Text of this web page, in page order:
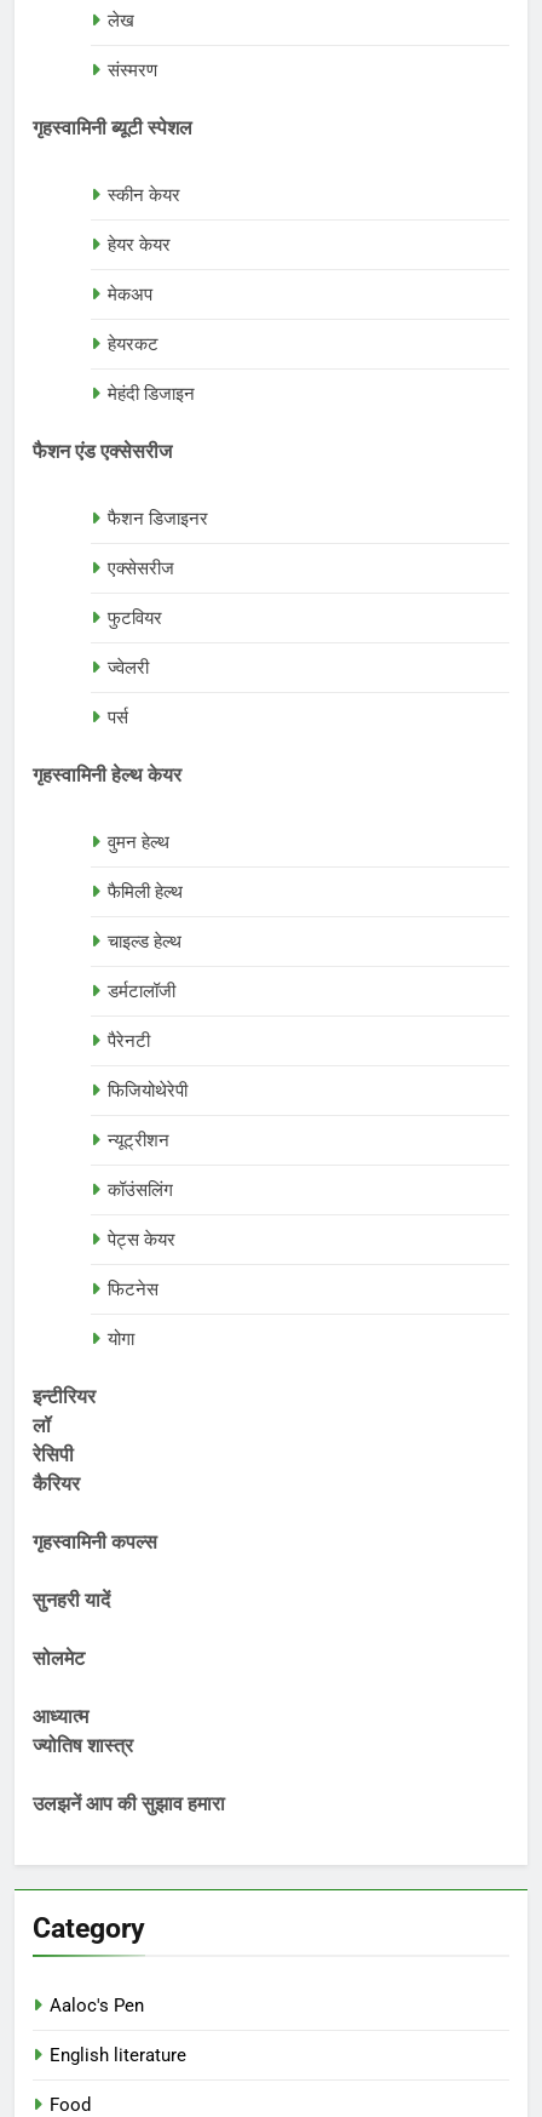
लेख
संस्मरण
गृहस्वामिनी ब्यूटी स्पेशल
स्कीन केयर
हेयर केयर
मेकअप
हेयरकट
मेहंदी डिजाइन
फैशन एंड एक्सेसरीज
फैशन डिजाइनर
एक्सेसरीज
फुटवियर
ज्वेलरी
पर्स
गृहस्वामिनी हेल्थ केयर
वुमन हेल्थ
फैमिली हेल्थ
चाइल्ड हेल्थ
डर्मटालॉजी
पैरेनटी
फिजियोथेरेपी
न्यूट्रीशन
कॉउंसलिंग
पेट्स केयर
फिटनेस
योगा
इन्टीरियर
लॉ
रेसिपी
कैरियर
गृहस्वामिनी कपल्स
सुनहरी यादें
सोलमेट
आध्यात्म
ज्योतिष शास्त्र
उलझनें आप की सुझाव हमारा
Category
Aaloc's Pen
English literature
Food